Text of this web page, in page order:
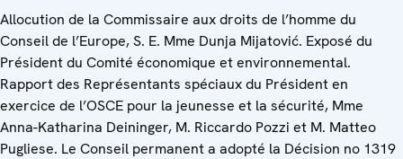
Allocution de la Commissaire aux droits de l’homme du
Conseil de l’Europe, S. E. Mme Dunja Mijatović. Exposé du
Président du Comité économique et environnemental.
Rapport des Représentants spéciaux du Président en
exercice de l’OSCE pour la jeunesse et la sécurité, Mme
Anna-Katharina Deininger, M. Riccardo Pozzi et M. Matteo
Pugliese. Le Conseil permanent a adopté la Décision no 1319